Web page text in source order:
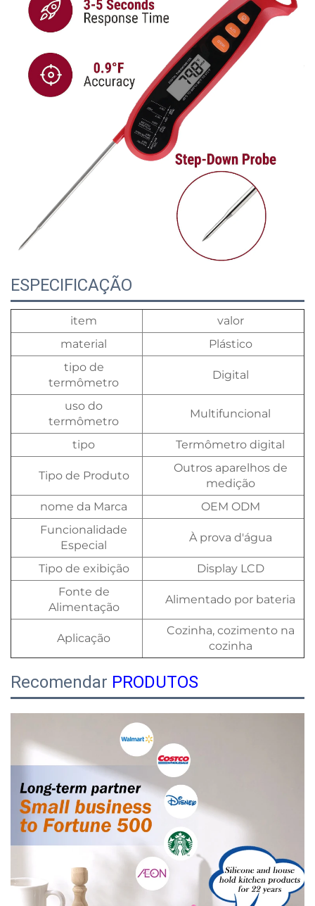
ESPECIFICAÇÃO
item
valor
material
Plástico
tipo de
termômetro
Digital
uso do
termômetro
Multifuncional
tipo Termômetro digital
Tipo de Produto
Outros aparelhos de
medição
nome da Marca
OEM ODM
Funcionalidade
Especial
À prova d'água
Tipo de exibição
Display LCD
Fonte de
Alimentação
Alimentado por bateria
Aplicação
Cozinha, cozimento na
cozinha
Recomendar PRODUTOS